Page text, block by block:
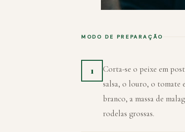
MODO DE PREPARAÇÃO
1
Corta-se o peixe em
salsa, o louro, o tomate
branco, a massa de
rodelas grossas.